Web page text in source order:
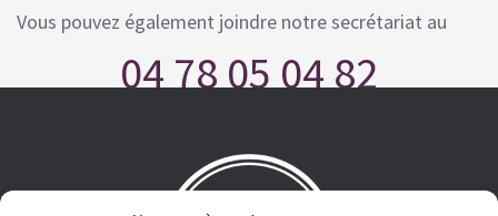
Vous pouvez également joindre notre secrétariat au
04 78 05 04 82